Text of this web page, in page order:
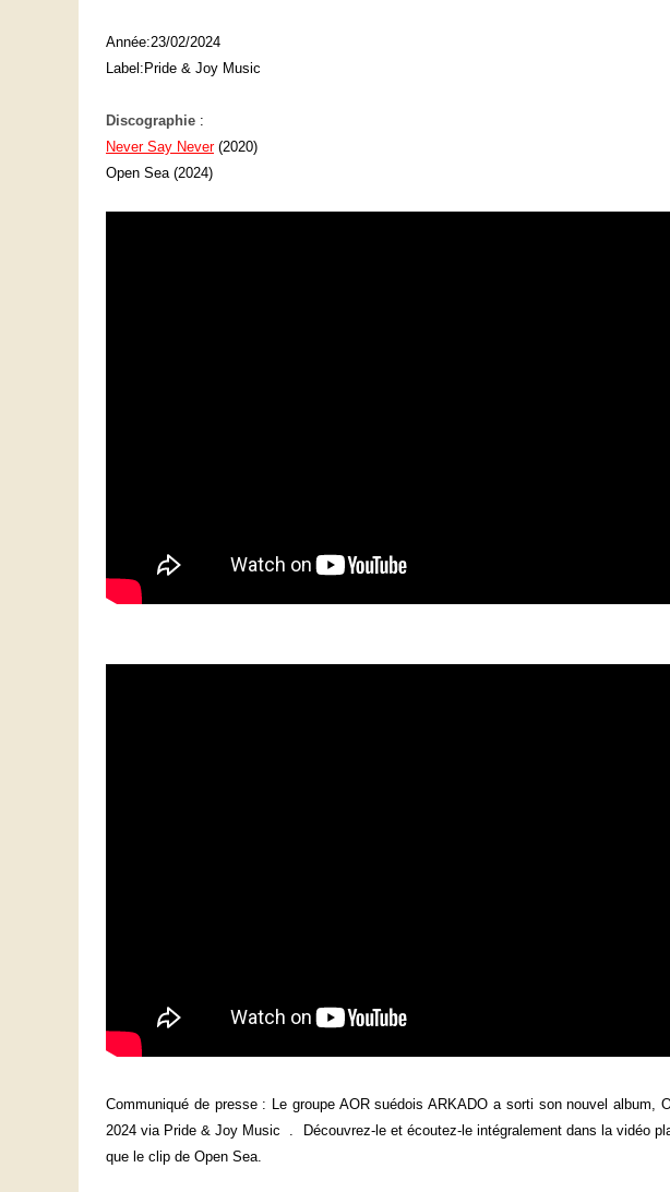
Année:23/02/2024
Label:Pride & Joy Music
Discographie :
Never Say Never(2020)
Open Sea (2024)
Communiqué de presse : Le groupe AOR suédois ARKADO a sorti son nouvel album,
2024 via Pride & Joy Music . Découvrez-le et écoutez-le intégralement dans la vidéo
que le clip de Open Sea.